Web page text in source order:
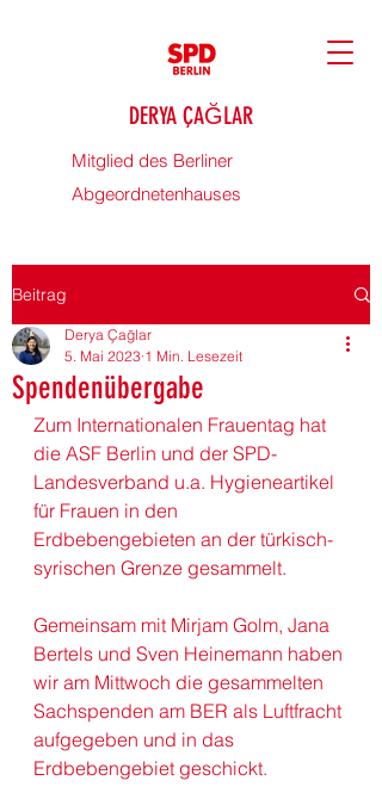
DERYA ÇAĞLAR
Mitglied des Berliner
Abgeordnetenhauses
Beitrag
Spendenübergabe
Derya Çağlar
5. Mai 2023 1 Min. Lesezeit
Zum Internationalen Frauentag hat
die ASF Berlin und der SPD-
Landesverband u.a. Hygieneartikel
für Frauen in den
Erdbebengebieten an der türkisch-
syrischen Grenze gesammelt.
Gemeinsam mit Mirjam Golm, Jana
Bertels und Sven Heinemann haben
wir am Mittwoch die gesammelten
Sachspenden am BER als Luftfracht
aufgegeben und in das
Erdbebengebiet geschickt.